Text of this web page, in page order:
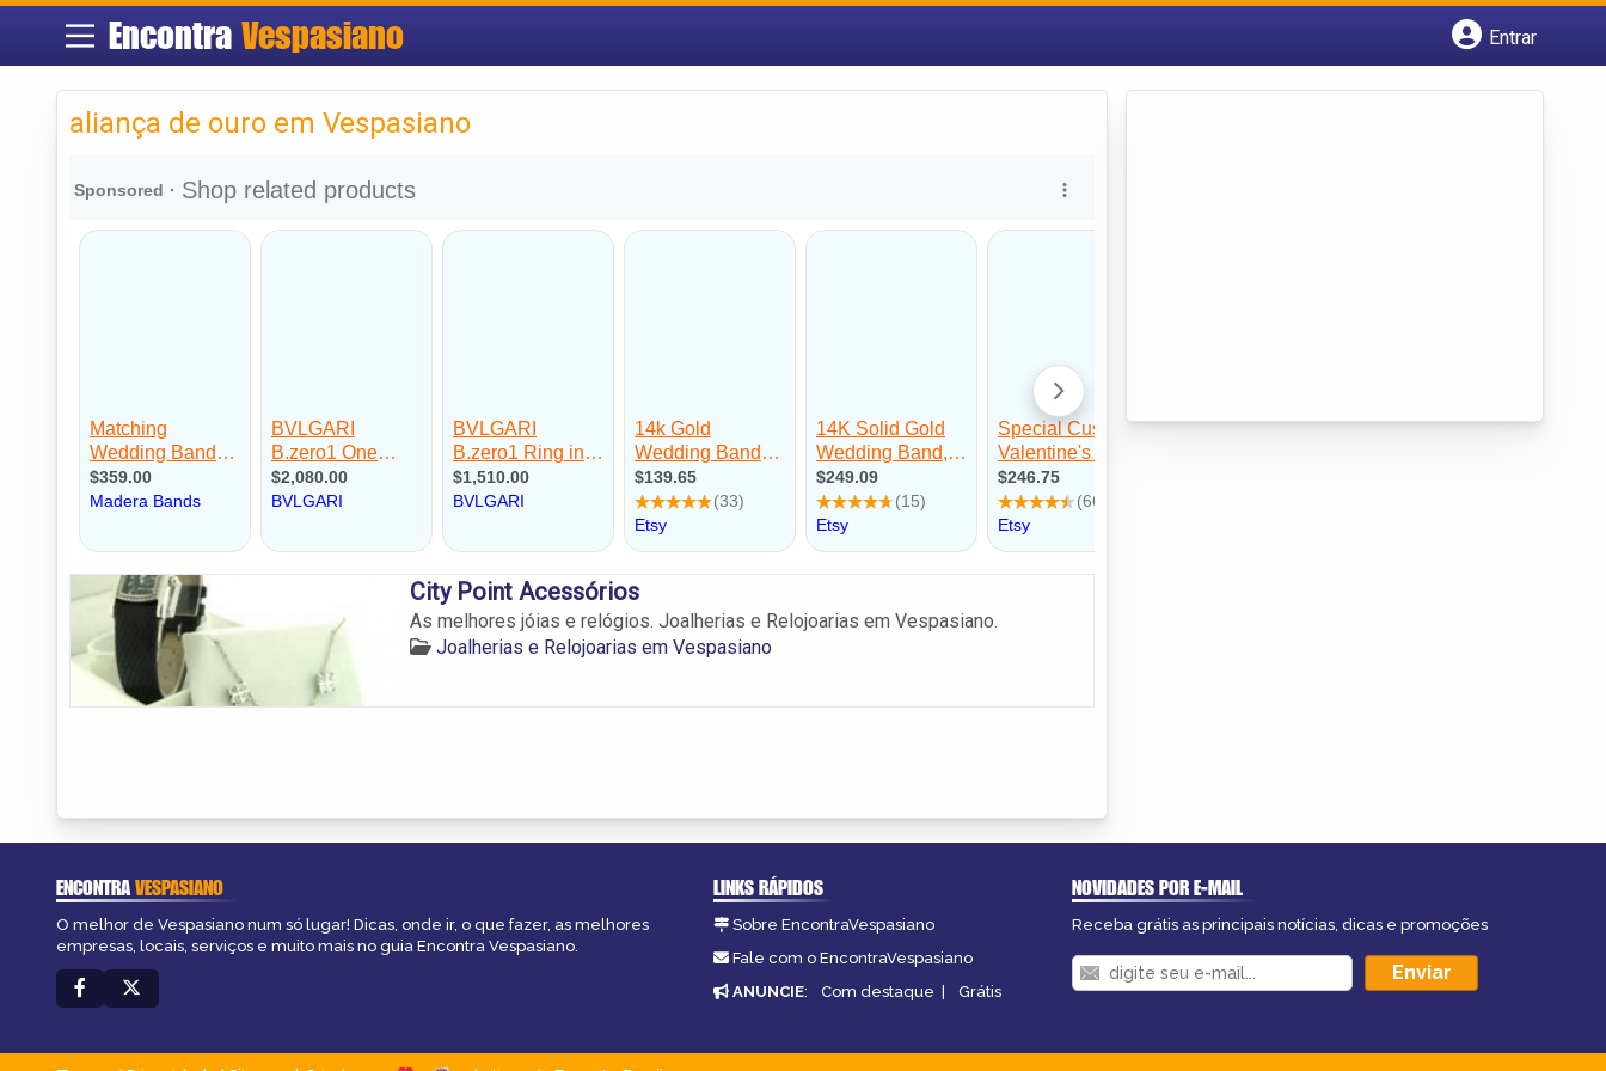
Encontra Vespasiano
Entrar
aliança de ouro em Vespasiano
City Point Acessórios
As melhores jóias e relógios. Joalherias e Relojoarias em Vespasiano.
Joalherias e Relojoarias em Vespasiano
ENCONTRAVESPASIANO
O melhor de Vespasiano num só lugar! Dicas, onde ir, o que fazer, as melhores
empresas, locais, serviços e muito mais no guia Encontra Vespasiano.
LINKS RÁPIDOS
Sobre EncontraVespasiano
Fale com o EncontraVespasiano
ANUNCIE: Com destaque | Grátis
NOVIDADES POR E-MAIL
Receba grátis as principais notícias, dicas e promoções